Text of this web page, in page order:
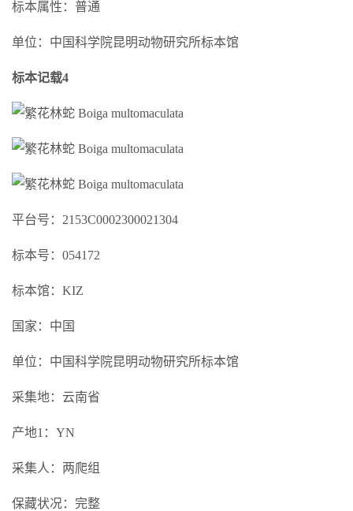
标本属性：普通
单位：中国科学院昆明动物研究所标本馆
标本记载4
平台号：2153C0002300021304
标本号：054172
标本馆：KIZ
国家：中国
单位：中国科学院昆明动物研究所标本馆
采集地：云南省
产地1：YN
采集人：两爬组
保藏状况：完整